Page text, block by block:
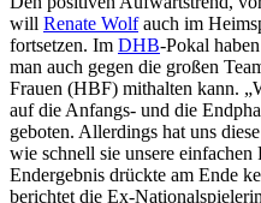
will Renate Wolfauch im
fortsetzen. Im DHB-Pokal
man auch gegen die großen
Frauen (HBF) mithalten kann.
auf die Anfangs- und die
geboten. Allerdings hat uns
wie schnell sie unsere einfachen
Endergebnis drückte am Ende
berichtet die Ex-